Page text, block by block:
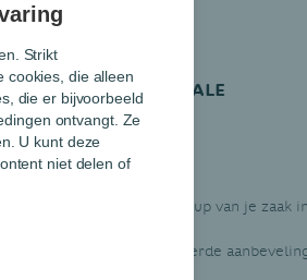
EVALUEER DE DIGITALE
MATURITEIT VAN JE
ONDERNEMING
BNP Paribas Fortis
Doe een digitale check-up van je zaak in
Ontvang gepersonaliseerde
Strikt
cookies, die alleen
die er bijvoorbeeld
ontvangt. Ze
U kunt deze
niet delen of